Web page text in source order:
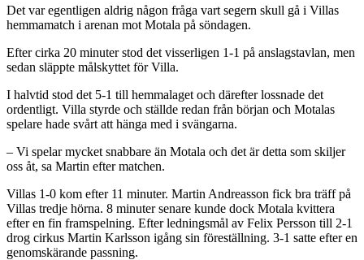
Det var egentligen aldrig någon fråga vart segern skull gå i Villas
hemmamatch i arenan mot Motala på söndagen.
Efter cirka 20 minuter stod det visserligen 1-1 på anslagstavlan, men
sedan släppte målskyttet för Villa.
I halvtid stod det 5-1 till hemmalaget och därefter lossnade det
ordentligt. Villa styrde och ställde redan från början och Motalas
spelare hade svårt att hänga med i svängarna.
– Vi spelar mycket snabbare än Motala och det är detta som skiljer
oss åt, sa Martin efter matchen.
Villas 1-0 kom efter 11 minuter. Martin Andreasson fick bra träff på
Villas tredje hörna. 8 minuter senare kunde dock Motala kvittera
efter en fin framspelning. Efter ledningsmål av Felix Persson till 2-1
drog cirkus Martin Karlsson igång sin föreställning. 3-1 satte efter en
genomskärande passning.